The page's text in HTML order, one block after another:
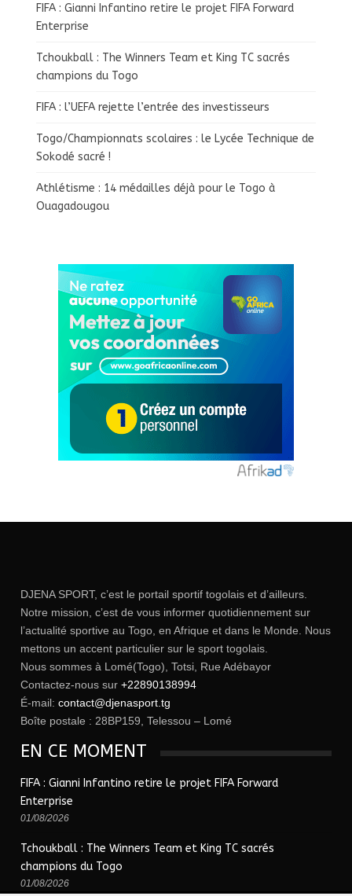
FIFA : Gianni Infantino retire le projet FIFA Forward
Enterprise
Tchoukball : The Winners Team et King TC sacrés
champions du Togo
FIFA : l’UEFA rejette l’entrée des investisseurs
Togo/Championnats scolaires : le Lycée Technique de
Sokodé sacré !
Athlétisme : 14 médailles déjà pour le Togo à
Ouagadougou
DJENA SPORT, c’est le portail sportif togolais et d’ailleurs.
Notre mission, c’est de vous informer quotidiennement sur
l’actualité sportive au Togo, en Afrique et dans le Monde. Nous
mettons un accent particulier sur le sport togolais.
Nous sommes à Lomé(Togo), Totsi, Rue Adébayor
Contactez-nous sur +22890138994
É-mail: contact@djenasport.tg
Boîte postale : 28BP159, Telessou – Lomé
EN CE MOMENT
FIFA : Gianni Infantino retire le projet FIFA Forward
Enterprise
01/08/2026
Tchoukball : The Winners Team et King TC sacrés
champions du Togo
01/08/2026